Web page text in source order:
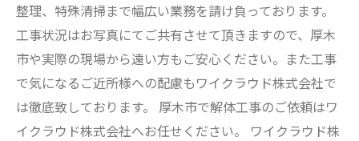
整理、特殊清掃まで幅広い業務を請け負っております。
工事状況はお写真にてご共有させて頂きますので、厚木
市や実際の現場から遠い方もご安心ください。また工事
で気になるご近所様への配慮もワイクラウド株式会社で
は徹底致しております。 厚木市で解体工事のご依頼はワ
イクラウド株式会社へお任せください。 ワイクラウド株